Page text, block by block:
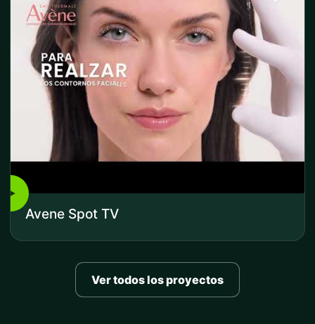
▶
Avene Spot TV
Ver todos los proyectos